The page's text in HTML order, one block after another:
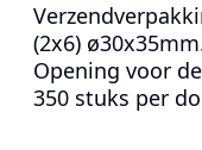
(2x6)
Opening voor
350 stuks per